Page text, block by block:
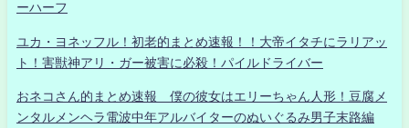
ーハーフ
ユカ・ヨネッフル！初老的まとめ速報！！大帝イタチにラリアッ
ト！害獣神アリ・ガー被害に必殺！パイルドライバー
おネコさん的まとめ速報 僕の彼女はエリーちゃん人形！豆腐メ
ンタルメンヘラ電波中年アルバイターのぬいぐるみ男子末路編